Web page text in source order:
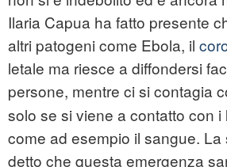
Ilaria Capua ha fatto presente
altri patogeni come Ebola, il
letale ma riesce a diffondersi
persone, mentre ci si contagia
solo se si viene a contatto con i
come ad esempio il sangue.
detto che questa emergenza